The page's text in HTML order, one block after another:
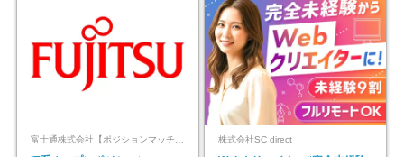
富士通株式会社【ポジションマッチ登録】 株式会社SC direct